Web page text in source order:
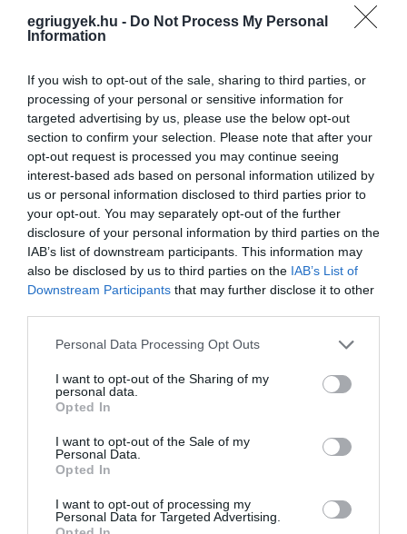
egriugyek.hu - Do Not Process My Personal
Information
If you wish to opt-out of the sale, sharing to third parties, or
processing of your personal or sensitive information for
targeted advertising by us, please use the below opt-out
section to confirm your selection. Please note that after your
opt-out request is processed you may continue seeing
interest-based ads based on personal information utilized by
us or personal information disclosed to third parties prior to
your opt-out. You may separately opt-out of the further
disclosure of your personal information by third parties on the
IAB’s list of downstream participants. This information may
also be disclosed by us to third parties on the IAB’s List of
Downstream Participants that may further disclose it to other
Please note that this website/app uses one or more Google
not limited to your visit or usage behaviour. You may click to
grant or deny consent to Google and its third-party tags to
use your data for below specified purposes in below Google
consent section.
Personal Data Processing Opt Outs
I want to opt-out of the Sharing of my
personal data.
Opted In
I want to opt-out of the Sale of my
Personal Data.
Opted In
I want to opt-out of processing my
Personal Data for Targeted Advertising.
bennünket az EGRI ÜGYEK Google Hírek oldalán!
VISSZA A FŐOLDALRA